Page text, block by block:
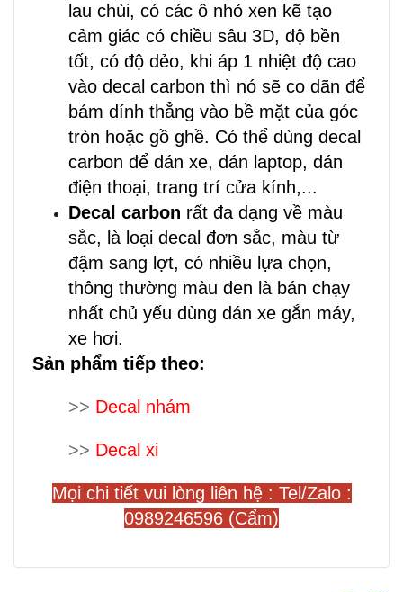
lau chùi, có các ô nhỏ xen kẽ tạo
cảm giác có chiều sâu 3D, độ bền
tốt, có độ dẻo, khi áp 1 nhiệt độ cao
vào decal carbon thì nó sẽ co dãn để
bám dính thẳng vào bề mặt của góc
tròn hoặc gồ ghề. Có thể dùng decal
carbon để dán xe, dán laptop, dán
điện thoại, trang trí cửa kính,...
Decal carbon rất đa dạng về màu
sắc, là loại decal đơn sắc, màu từ
đậm sang lợt, có nhiều lựa chọn,
thông thường màu đen là bán chạy
nhất chủ yếu dùng dán xe gắn máy,
xe hơi.
Sản phẩm tiếp theo:
>> Decal nhám
>> Decal xi
Mọi chi tiết vui lòng liên hệ : Tel/Zalo :
0989246596 (Cẩm)